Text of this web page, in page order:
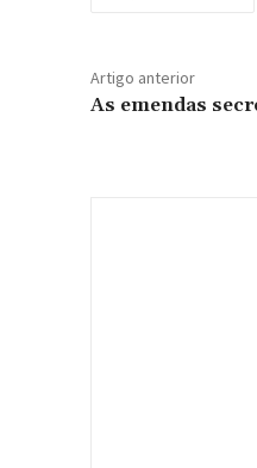
Artigo anterior
As emendas